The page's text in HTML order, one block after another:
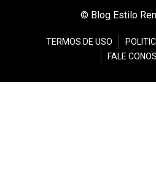
© Blog Estilo
TERMOS DE USO
FALE